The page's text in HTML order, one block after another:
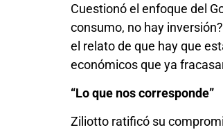
Cuestionó el enfoque del
consumo, no hay
el relato de que hay que
económicos que ya
“Lo que nos corresponde”
Ziliotto ratificó su